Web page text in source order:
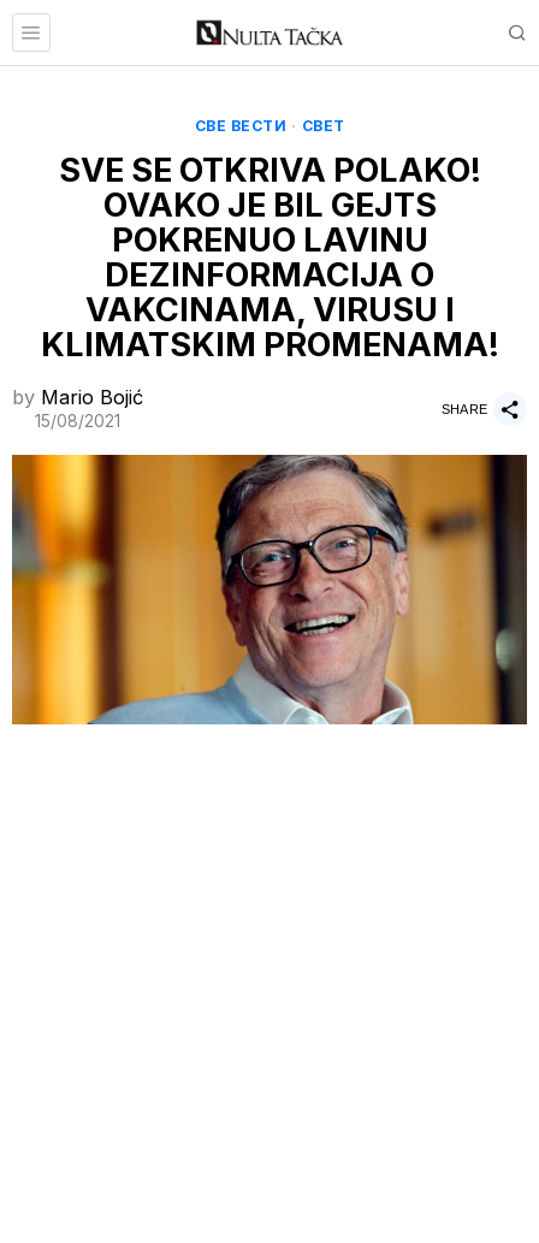
СВЕ ВЕСТИ · СВЕТ
SVE SE OTKRIVA POLAKO!
OVAKO JE BIL GEJTS
POKRENUO LAVINU
DEZINFORMACIJA O
VAKCINAMA, VIRUSU I
KLIMATSKIM PROMENAMA!
by Mario Bojić
15/08/2021
SHARE